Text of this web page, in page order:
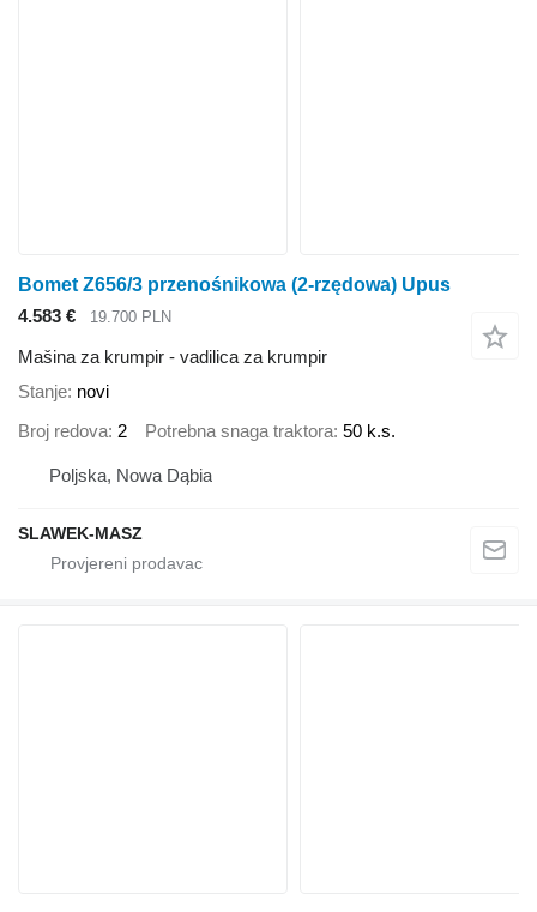
Bomet Z656/3 przenośnikowa (2-rzędowa) Upus
4.583 €
19.700 PLN
Mašina za krumpir - vadilica za krumpir
Stanje novi
Broj redova 2 Potrebna snaga traktora 50 k.s.
Poljska, Nowa Dąbia
SLAWEK-MASZ